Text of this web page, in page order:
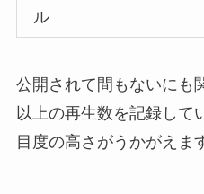
ル
公開されて間もないにも
以上の再生数を記録して
目度の高さがうかがえま